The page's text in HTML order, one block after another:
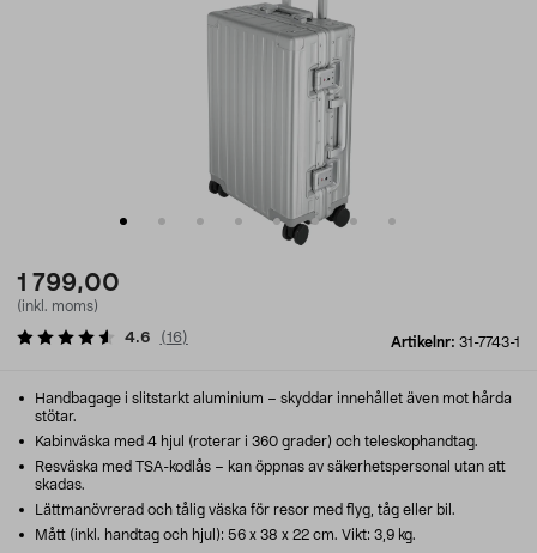
1 799,00
(inkl. moms)
Artikelnr: 31-7743-1
4.6 (16)
Handbagage i slitstarkt aluminium – skyddar innehållet även mot hårda
stötar.
Kabinväska med 4 hjul (roterar i 360 grader) och teleskophandtag.
Resväska med TSA-kodlås – kan öppnas av säkerhetspersonal utan att
skadas.
Lättmanövrerad och tålig väska för resor med flyg, tåg eller bil.
Mått (inkl. handtag och hjul): 56 x 38 x 22 cm. Vikt: 3,9 kg.